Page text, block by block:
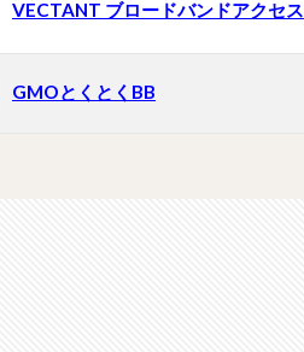
VECTANT ブロードバンドアクセス
GMOとくとくBB